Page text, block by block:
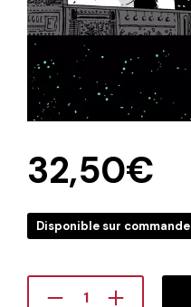
32,50€
Disponible sur commande